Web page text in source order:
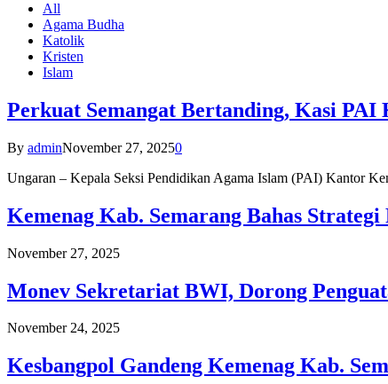
All
Agama Budha
Katolik
Kristen
Islam
Perkuat Semangat Bertanding, Kasi
By adminNovember 27, 20250
Ungaran – Kepala Seksi Pendidikan Agama Islam (PAI) Kantor
Kemenag Kab. Semarang Bahas
November 27, 2025
Monev Sekretariat BWI, Dorong
November 24, 2025
Kesbangpol Gandeng Kemenag Kab.